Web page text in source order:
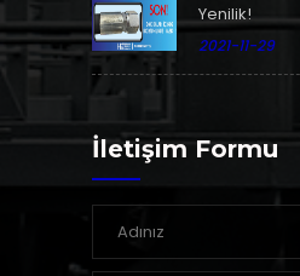
Yenilik!
2021-11-29
İletişim Formu